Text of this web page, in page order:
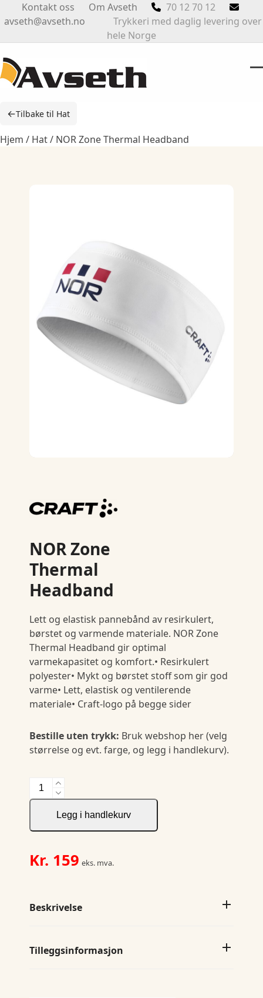
to
Kontakt oss Om Avseth
70 12 70 12
avseth@avseth.no Trykkeri med daglig levering over
hele Norge
←Tilbake til Hat
Hjem / Hat/ NOR Zone Thermal Headband
NOR Zone
Thermal
Headband
Lett og elastisk pannebånd av resirkulert,
børstet og varmende materiale. NOR Zone
Thermal Headband gir optimal
varmekapasitet og komfort.• Resirkulert
polyester• Mykt og børstet stoff som gir god
varme• Lett, elastisk og ventilerende
materiale• Craft-logo på begge sider
Bestille uten trykk: Bruk webshop her (velg
størrelse og evt. farge, og legg i handlekurv).
NOR
Zone
Thermal
Headband
Legg i handlekurv
Kr. 159 eks. mva.
Beskrivelse
Tilleggsinformasjon